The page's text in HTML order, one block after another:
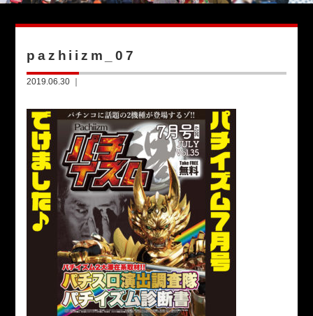
pazhiizm_07
2019.06.30 ｜